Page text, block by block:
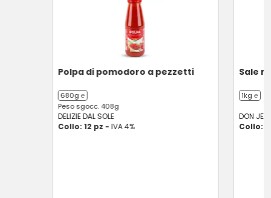
Polpa di pomodoro a pezzetti
680g ℮
Peso sgocc. 408g
DELIZIE DAL SOLE
Collo: 12 pz - IVA 4%
Sale
1kg ℮
DON
Collo: